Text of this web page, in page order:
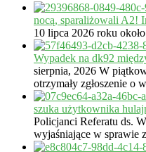
nocą, sparaliżowali A2!
10 lipca 2026 roku
Wypadek na dk92
sierpnia, 2026 W
otrzymały zgłoszenie o
szuka użytkownika
Policjanci Referatu ds.
wyjaśniające w sprawie